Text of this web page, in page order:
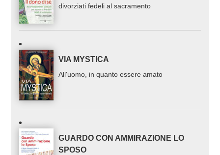
divorziati fedeli al sacramento
VIA MYSTICA
All'uomo, in quanto essere amato
GUARDO CON AMMIRAZIONE LO
SPOSO